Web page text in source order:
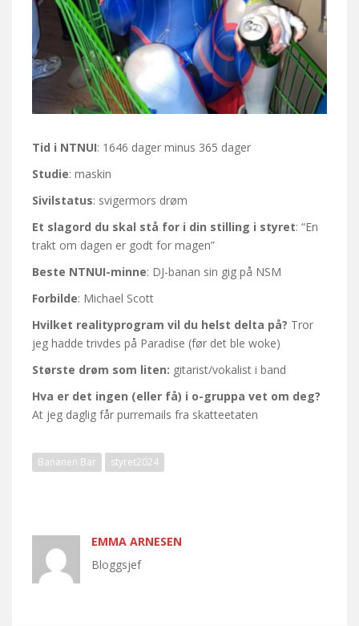
Tid i NTNUI: 1646 dager minus 365 dager
Studie: maskin
Sivilstatus: svigermors drøm
Et slagord du skal stå for i din stilling i styret: “En
trakt om dagen er godt for magen”
Beste NTNUI-minne: DJ-banan sin gig på NSM
Forbilde: Michael Scott
Hvilket realityprogram vil du helst delta på? Tror
jeg hadde trivdes på Paradise (før det ble woke)
Største drøm som liten: gitarist/vokalist i band
Hva er det ingen (eller få) i o-gruppa vet om deg?
At jeg daglig får purremails fra skatteetaten
Bananen Bar styret2024
EMMA ARNESEN
Bloggsjef